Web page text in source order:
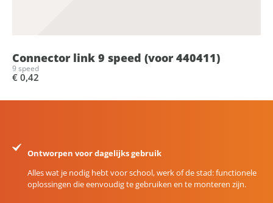
Connector link 9 speed (voor 440411)
9 speed
€ 0,42
Ontworpen voor dagelijks gebruik
Alles wat je nodig hebt voor school, werk of de stad: functionele
oplossingen die eenvoudig te gebruiken en te monteren zijn.